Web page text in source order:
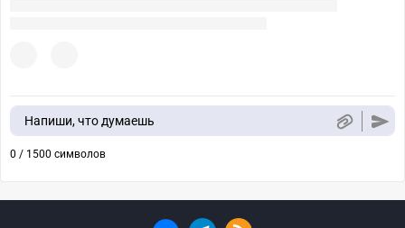
Напиши, что думаешь
0 / 1500 символов